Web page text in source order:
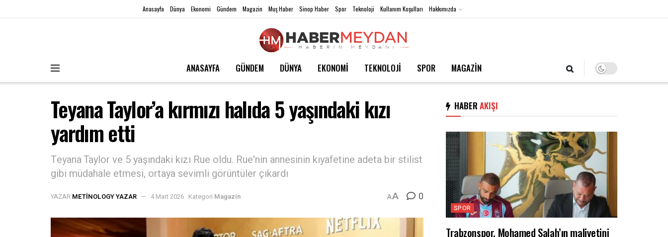
Anasayfa Dünya Ekonomi Gündem Magazin Muş Haber Sinop Haber Spor Teknoloji Kullanım Koşulları Hakkımızda
ANASAYFA GÜNDEM DÜNYA EKONOMİ TEKNOLOJİ SPOR MAGAZİN
Teyana Taylor’a kırmızı halıda 5 yaşındaki kızı
yardım etti
Teyana Taylor ve 5 yaşındaki kızı Rue oldu. Rue'nin annesinin kıyafetine adeta bir stilist
gibi müdahale etmesi, ortaya sevimli görüntüler çıkardı
YAZAR METINOLOGY YAZAR 4 Mart 2026 Kategori Magazin AA 0
HABER AKIŞI
SPOR
Trabzonspor, Mohamed Salah’ın maliyetini